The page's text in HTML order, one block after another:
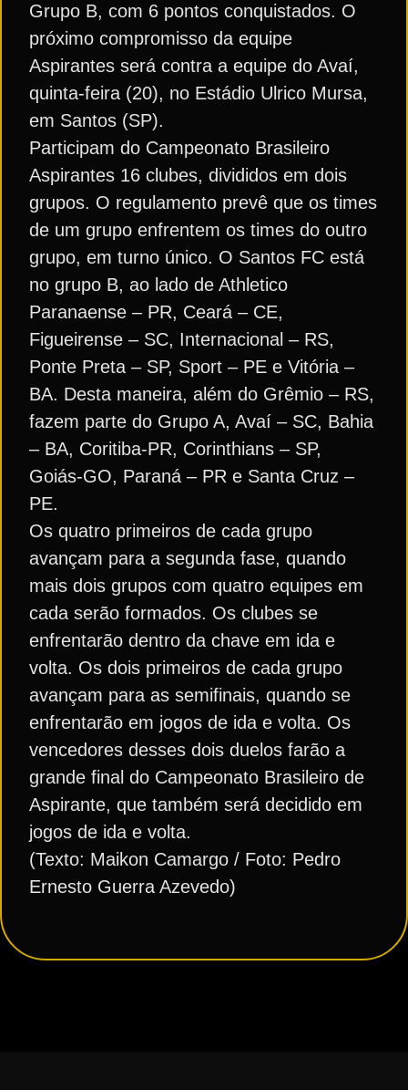
Grupo B, com 6 pontos conquistados. O
próximo compromisso da equipe
Aspirantes será contra a equipe do Avaí,
quinta-feira (20), no Estádio Ulrico Mursa,
em Santos (SP).
Participam do Campeonato Brasileiro
Aspirantes 16 clubes, divididos em dois
grupos. O regulamento prevê que os times
de um grupo enfrentem os times do outro
grupo, em turno único. O Santos FC está
no grupo B, ao lado de Athletico
Paranaense – PR, Ceará – CE,
Figueirense – SC, Internacional – RS,
Ponte Preta – SP, Sport – PE e Vitória –
BA. Desta maneira, além do Grêmio – RS,
fazem parte do Grupo A, Avaí – SC, Bahia
– BA, Coritiba-PR, Corinthians – SP,
Goiás-GO, Paraná – PR e Santa Cruz –
PE.
Os quatro primeiros de cada grupo
avançam para a segunda fase, quando
mais dois grupos com quatro equipes em
cada serão formados. Os clubes se
enfrentarão dentro da chave em ida e
volta. Os dois primeiros de cada grupo
avançam para as semifinais, quando se
enfrentarão em jogos de ida e volta. Os
vencedores desses dois duelos farão a
grande final do Campeonato Brasileiro de
Aspirante, que também será decidido em
jogos de ida e volta.
(Texto: Maikon Camargo / Foto: Pedro
Ernesto Guerra Azevedo)